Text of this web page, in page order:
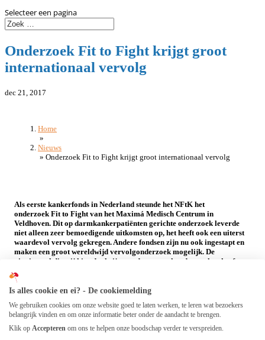
Is alles cookie en ei? - De cookiemelding
We gebruiken cookies om onze website goed te laten werken, te leren wat bezoekers
belangrijk vinden en om onze informatie beter onder de aandacht te brengen.
Klik op Accepteren om ons te helpen onze boodschap verder te verspreiden.
Selecteer een pagina
Onderzoek Fit to Fight krijgt groot
internationaal vervolg
dec 21, 2017
Home
»
Nieuws
» Onderzoek Fit to Fight krijgt groot internationaal vervolg
Als eerste kankerfonds in Nederland steunde het NFtK het
onderzoek Fit to Fight van het Maximá Medisch Centrum in
Veldhoven. Dit op darmkankerpatiënten gerichte onderzoek leverde
niet alleen zeer bemoedigende uitkomsten op, het heeft ook een uiterst
waardevol vervolg gekregen. Andere fondsen zijn nu ook ingestapt en
maken een groot wereldwijd vervolgonderzoek mogelijk. De
pioniersrol die wij hier dankzij onze donateurs konden spelen, heeft
Vorig jaar vroeg het Maximá Medisch Centrum in Veldhoven ons het
onderzoek Fit to Fight te financieren. Men wilde onderzoeken of het
mogelijk is darmkankerpatiënten vóór hun operatie fysiek sterker te
maken. De veronderstelling daarbij is dat met een betere conditie de kans
op complicaties bij de operatie wordt verkleind en het herstel daarna
sneller verloopt. Wij vonden dit een zeer interessant onderzoeksvoorstel.